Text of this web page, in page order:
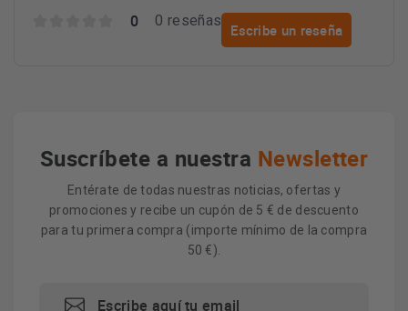
0 0 reseñas
Escribe un reseña
Suscríbete a nuestra Newsletter
Entérate de todas nuestras noticias, ofertas y
promociones y recibe un cupón de 5 € de descuento
para tu primera compra (importe mínimo de la compra
50 €).